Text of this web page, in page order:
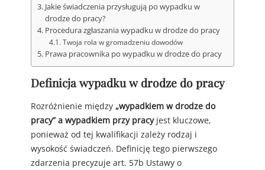
Jakie świadczenia przysługują po wypadku w
drodze do pracy?
Procedura zgłaszania wypadku w drodze do pracy
Twoja rola w gromadzeniu dowodów
Prawa pracownika po wypadku w drodze do pracy
Definicja wypadku w drodze do pracy
Rozróżnienie między „wypadkiem w drodze do
pracy” a wypadkiem przy pracyjest kluczowe,
ponieważ od tej kwalifikacji zależy rodzaj i
wysokość świadczeń. Definicję tego pierwszego
zdarzenia precyzuje art. 57b Ustawy o